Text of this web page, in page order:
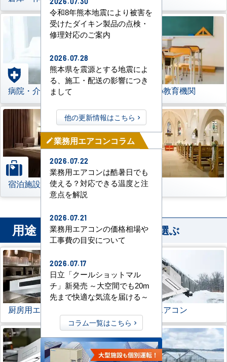
病院・介護施設 学校などの教育機関
宿泊施設 その他
用途 から業務用エアコンを選ぶ
厨房用エアコン 寒冷地用エアコン
令和8年熊本地震により被害を
受けたダイキン製品の点検・
修理対応のご案内
2026.07.28
熊本県を震源とする地震によ
る、施工・配送の影響につき
まして
他の更新情報はこちら
mode_edit業務用エアコンコラム
2026.07.22
業務用エアコンは酷暑日でも
使える？対応できる温度と注
意点を解説
2026.07.21
業務用エアコンの価格相場や
工事費の目安について
2026.07.17
日立「クールショットマル
チ」新発売 ～大空間でも20m
先まで快適な気流を届ける～
コラム一覧はこちら